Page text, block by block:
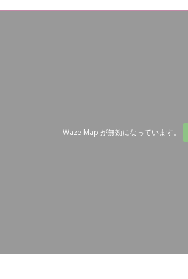
Waze Map が無効になっています。